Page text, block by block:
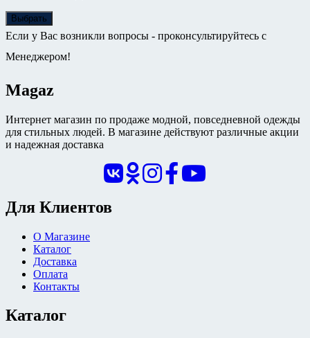
Выбрать
Если у Вас возникли вопросы - проконсультируйтесь с
Менеджером!
Magaz
Интернет магазин по продаже модной, повседневной одежды
для стильных людей. В магазине действуют различные акции
и надежная доставка
Для Клиентов
О Магазине
Каталог
Доставка
Оплата
Контакты
Каталог